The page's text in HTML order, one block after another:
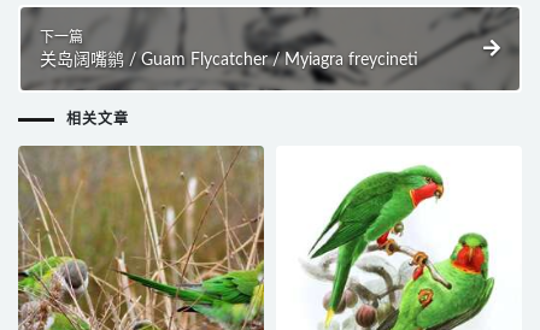
下一篇
关岛阔嘴鹟 / Guam Flycatcher / Myiagra freycineti
相关文章